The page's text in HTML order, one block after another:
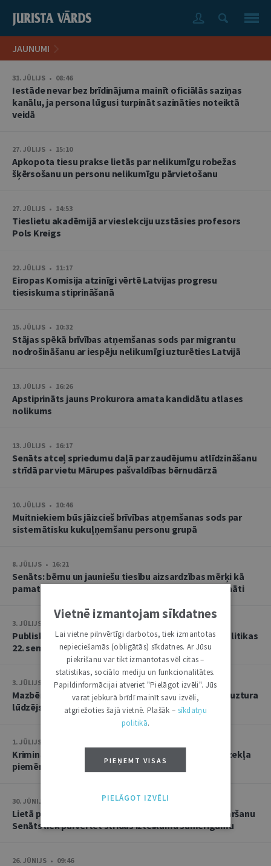
JAUNUMI
31. JŪLIJS • 08:46
Iestāde nevar bez brīdinājuma mainīt oficiālās saziņas
kanālu, ja persona lūgusi turpināt sazināties noteiktā
veidā
27. JŪLIJS • 15:10
Apkopota tiesu prakse lietās par nelikumīgu robežas
šķērsošanu un personu nelikumīgu pārvietošanu
27. JŪLIJS • 14:53
Tieslietu akadēmijā ar vieslekciju uzstāsies profesors
Pols Kreigs
22. JŪLIJS • 11:17
Eiropas Komisija atzinīgi vērtē Latvijas progresu
tiesiskuma stiprināšanā
15. JŪLIJS • 10:32
Stājas spēkā brīvības atņemšanas sods par migrantu
nodrošināšanu ar iespēju nelikumīgi uzturēties Latvijā
13. JŪLIJS • 16:26
Apstiprināts jauns Prokurora amata kandidātu atlases
nolikums
13. JŪLIJS • 16:17
Senāts atceļ spriedumu daļā par zaudējumu atlīdzināšanu
strīdā par vietu Mārupes pašvaldības bērnudārzā
10. JŪLIJS • 10:46
Muitniekiem būs jāizcieš brīvības atņemšanas sods par
sistemātisku kukuļņemšanu personu grupā
8. JŪLIJS • 16:21
Senāts: bērnu un jauniešu tiesību aizsardzības mērķi kā
pamatu atbrīvojumam no PVN nevar tulkot paplašināti
3. JŪLIJS • 18:23
Publisko tiesību institūta konstitucionālās tiesībpolitikas
22. seminārs
3. JŪLIJS • 14:45
Mazbērniem nav pienākuma uzturēt vecvecākus, ja uztura
lūdzējs nav par viņiem rūpējies
1. JŪLIJS • 17:38
Kriminālsoda un medicīniska rakstura piespiedu līdzekļa
piemērošana savstarpēji viens otru neizslēdz
30. JŪNIJS • 14:58
Lietā par namu pārvaldnieces goda un cieņas aizskaršanu
Senāts liek pārvērtēt strīdus izteikumu samērīgumu
26. JŪNIJS • 09:46
Vietnē izmantojam sīkdatnes
Lai vietne pilnvērtīgi darbotos, tiek izmantotas
nepieciešamās (obligātās) sīkdatnes. Ar Jūsu
piekrišanu var tikt izmantotas vēl citas –
statistikas, sociālo mediju un funkcionalitātes.
Papildinformācijai atveriet "Pielāgot izvēli". Jūs
varat jebkurā brīdī mainīt savu izvēli,
atgriežoties šajā vietnē. Plašāk – sīkdatņu
politikā.
PIEŅEMT VISAS
PIELĀGOT IZVĒLI